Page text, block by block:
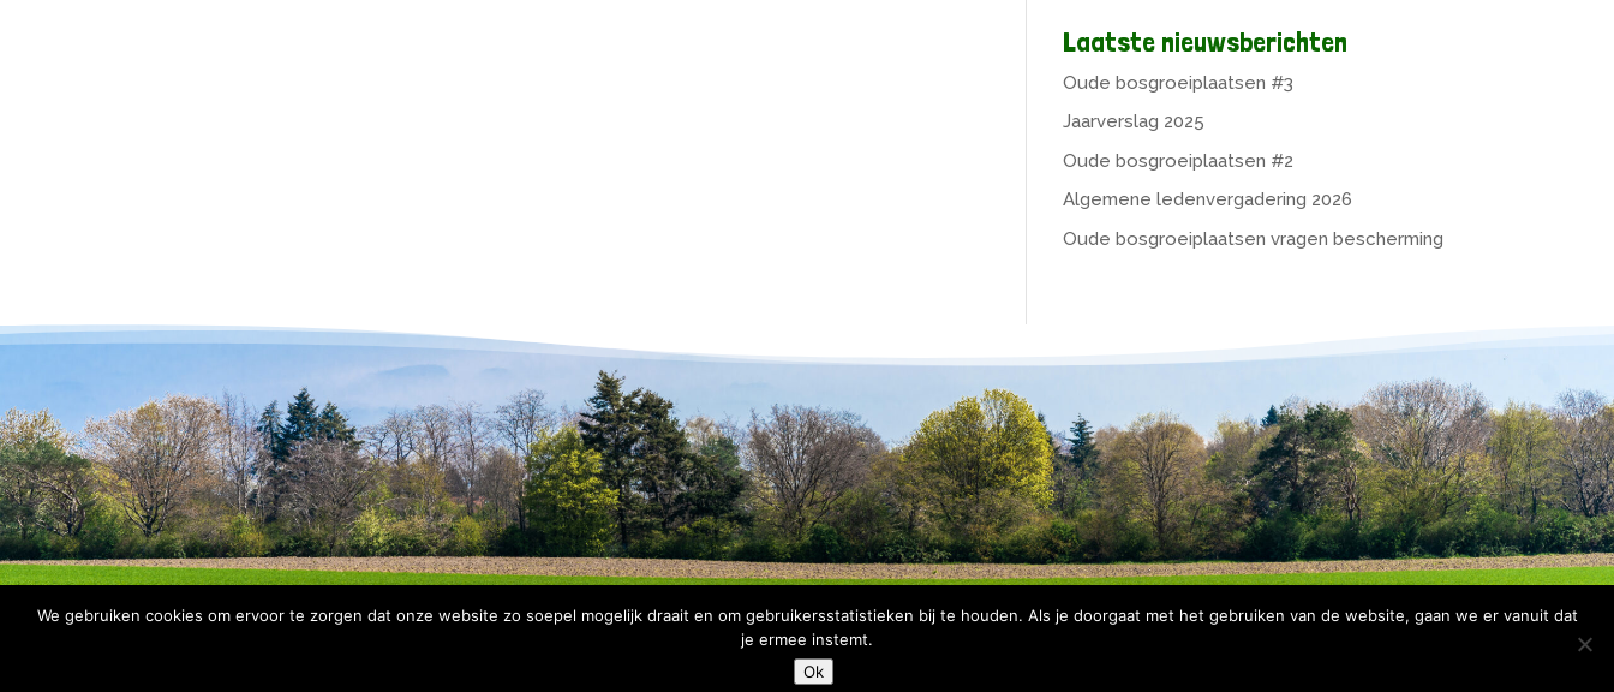
Laatste nieuwsberichten
Oude bosgroeiplaatsen #3
Jaarverslag 2025
Oude bosgroeiplaatsen #2
Algemene ledenvergadering 2026
Oude bosgroeiplaatsen vragen bescherming
© 2026 Copyright Bomenbelang Bronckhorst |
We gebruiken cookies om ervoor te zorgen dat onze website zo soepel mogelijk draait en om gebruikersstatistieken bij te houden. Als je doorgaat met het gebruiken van de website, gaan we er vanuit dat
je ermee instemt.
Ok